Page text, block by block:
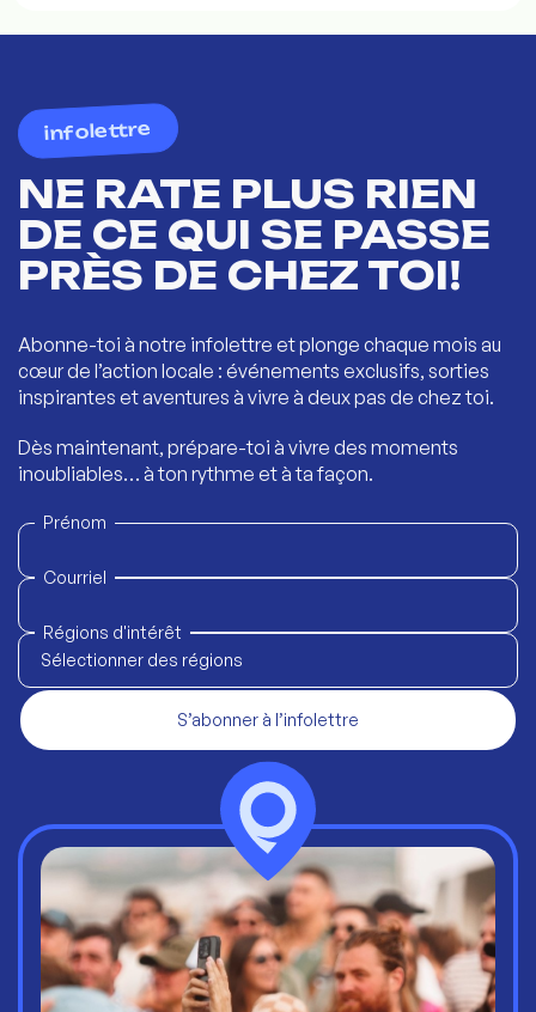
infolettre
NE RATE PLUS RIEN
DE CE QUI SE PASSE
PRÈS DE CHEZ TOI!
Abonne-toi à notre infolettre et plonge chaque mois au
cœur de l’action locale : événements exclusifs, sorties
inspirantes et aventures à vivre à deux pas de chez toi.
Dès maintenant, prépare-toi à vivre des moments
inoubliables… à ton rythme et à ta façon.
Prénom
Courriel
Régions d'intérêt
Sélectionner des régions
S’abonner à l’infolettre